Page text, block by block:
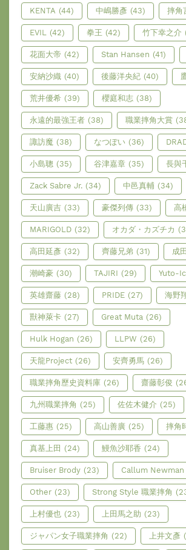
KENTA (44) 中嶋勝彥 (43) 摔角
EVIL (42) 拳王 (42) 竹下幸之介
花面大帝 (42) Stan Hansen (41)
安納沙織 (40) 後藤洋央紀 (40)
荒井優希 (39) 櫻庭和志 (38)
永遠的最強王者 (38) 職業摔角大賞
諏訪魔 (38) なつぽい (36)
小島聰 (35) 谷津嘉章 (35) 長與
Zack Sabre Jr. (34) 中邑真輔 (34)
天山廣吉 (33) 豪傑列傳 (33) 高
MARIGOLD (32) オカダ・カズチカ
高田延彥 (32) 齊藤兄弟 (31) 成
潮崎豪 (30) TAJIRI (29) Yuto-
英雄齋藤 (28) PRIDE (27) 海野
獸神萊卡 (27) Great Muta (26)
Hulk Hogan (26) LLPW (26)
天龍Project (26) 安齊勇馬 (26)
職業摔角歷史資料庫 (26) 齋藤彰俊
九州職業摔角 (25) 佐佐木健介 (25)
工藤惠 (25) 高山善廣 (25) 摔角
真基上田 (24) 鰻魚沙耶香 (24)
Bruiser Brody (23) Callum Newman
Other (23) Strong Style 職業摔角
上村優也 (23) 上田馬之助 (23)
ジャパン女子職業摔角 (22) 上井文彥